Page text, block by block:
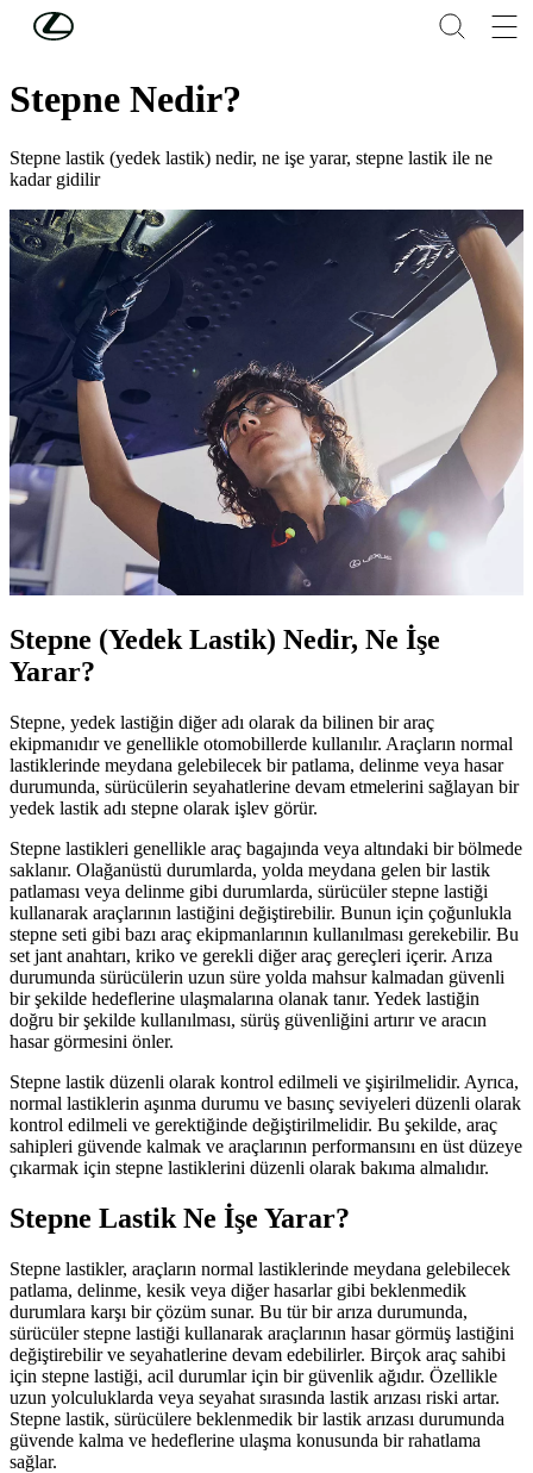
Skip to Main Content
LEXUS'U KEŞFEDİN
Stepne Nedir?
Stepne lastik (yedek lastik) nedir, ne işe yarar, stepne lastik ile ne
kadar gidilir
Stepne (Yedek Lastik) Nedir, Ne İşe
Yarar?
Stepne, yedek lastiğin diğer adı olarak da bilinen bir araç
ekipmanıdır ve genellikle otomobillerde kullanılır. Araçların normal
lastiklerinde meydana gelebilecek bir patlama, delinme veya hasar
durumunda, sürücülerin seyahatlerine devam etmelerini sağlayan bir
yedek lastik adı stepne olarak işlev görür.
Stepne lastikleri genellikle araç bagajında veya altındaki bir bölmede
saklanır. Olağanüstü durumlarda, yolda meydana gelen bir lastik
patlaması veya delinme gibi durumlarda, sürücüler stepne lastiği
kullanarak araçlarının lastiğini değiştirebilir. Bunun için çoğunlukla
stepne seti gibi bazı araç ekipmanlarının kullanılması gerekebilir. Bu
set jant anahtarı, kriko ve gerekli diğer araç gereçleri içerir. Arıza
durumunda sürücülerin uzun süre yolda mahsur kalmadan güvenli
bir şekilde hedeflerine ulaşmalarına olanak tanır. Yedek lastiğin
doğru bir şekilde kullanılması, sürüş güvenliğini artırır ve aracın
hasar görmesini önler.
Stepne lastik düzenli olarak kontrol edilmeli ve şişirilmelidir. Ayrıca,
normal lastiklerin aşınma durumu ve basınç seviyeleri düzenli olarak
kontrol edilmeli ve gerektiğinde değiştirilmelidir. Bu şekilde, araç
sahipleri güvende kalmak ve araçlarının performansını en üst düzeye
çıkarmak için stepne lastiklerini düzenli olarak bakıma almalıdır.
Stepne Lastik Ne İşe Yarar?
Stepne lastikler, araçların normal lastiklerinde meydana gelebilecek
patlama, delinme, kesik veya diğer hasarlar gibi beklenmedik
durumlara karşı bir çözüm sunar. Bu tür bir arıza durumunda,
sürücüler stepne lastiği kullanarak araçlarının hasar görmüş lastiğini
değiştirebilir ve seyahatlerine devam edebilirler. Birçok araç sahibi
için stepne lastiği, acil durumlar için bir güvenlik ağıdır. Özellikle
uzun yolculuklarda veya seyahat sırasında lastik arızası riski artar.
Stepne lastik, sürücülere beklenmedik bir lastik arızası durumunda
güvende kalma ve hedeflerine ulaşma konusunda bir rahatlama
sağlar.